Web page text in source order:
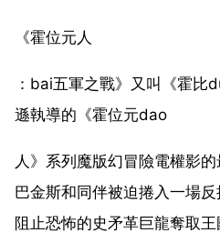
《霍位元人
：bai五軍之戰》又叫《霍比
遜執導的《霍位元dao
人》系列魔版幻冒險電權影
巴金斯和同伴被迫捲入一場
阻止恐怖的史矛革巨龍奪取